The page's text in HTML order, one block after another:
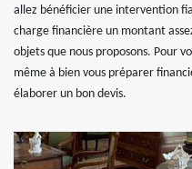
allez bénéficier une intervention
charge financière un montant
objets que nous proposons. Pour
même à bien vous préparer
élaborer un bon devis.